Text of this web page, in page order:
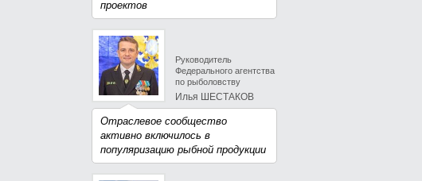
проектов
Руководитель
Федерального агентства
по рыболовству
Илья ШЕСТАКОВ
Отраслевое сообщество
активно включилось в
популяризацию рыбной продукции